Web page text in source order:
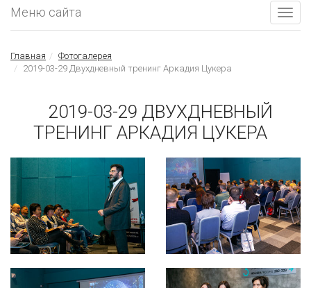
Меню сайта
Главная
Фотогалерея
2019-03-29 Двухдневный тренинг Аркадия Цукера
2019-03-29 ДВУХДНЕВНЫЙ
ТРЕНИНГ АРКАДИЯ ЦУКЕРА